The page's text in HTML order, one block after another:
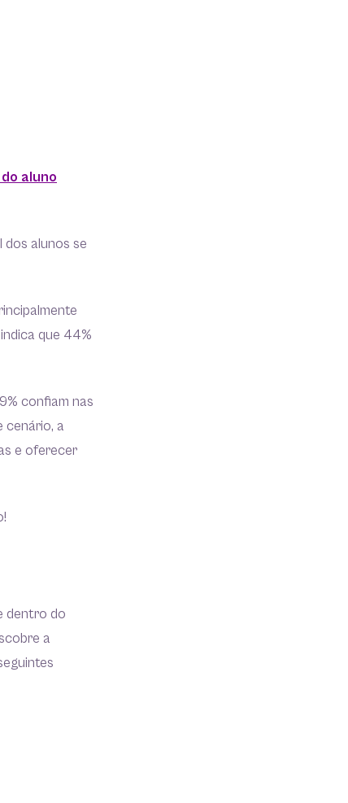
aluno
dos alunos se
que 44%
confiam nas
cenário, a
e oferecer
dentro do
a